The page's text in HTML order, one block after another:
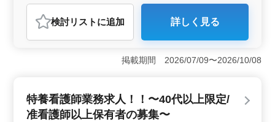
おすすめポイント
＜働きやすい勤務条件＞ この特養での看護師求人は、
夜勤がなく、残業も少なめの長期の雇用です。また、車
通勤が可能で、交通費は実費支給されます。快適で働き
置、患者の外出の付き添い、介護職員への医療指導など
が含まれます。看護師として幅広いスキルを活かし、患
検討リスト に追加 詳しく見る
掲載期間 2026/07/09〜2026/10/08
特養看護師業務求人！！〜40代以上限定/
准看護師以上保有者の募集〜